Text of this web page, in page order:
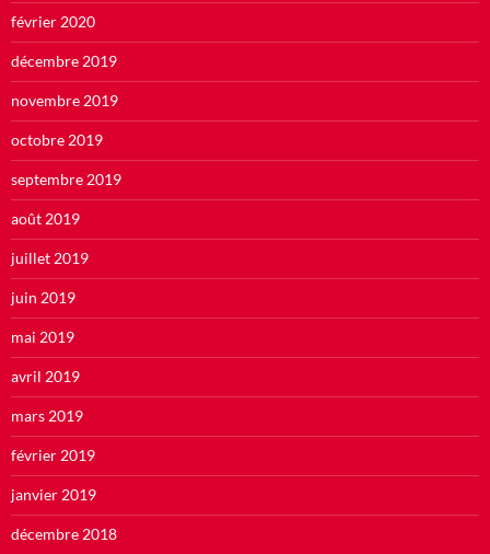
février 2020
décembre 2019
novembre 2019
octobre 2019
septembre 2019
août 2019
juillet 2019
juin 2019
mai 2019
avril 2019
mars 2019
février 2019
janvier 2019
décembre 2018